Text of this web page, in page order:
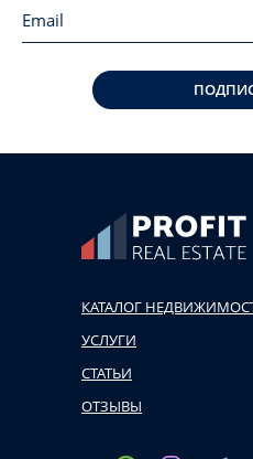
КАТАЛОГ
УСЛУГИ
СТАТЬИ
ОТЗЫВЫ